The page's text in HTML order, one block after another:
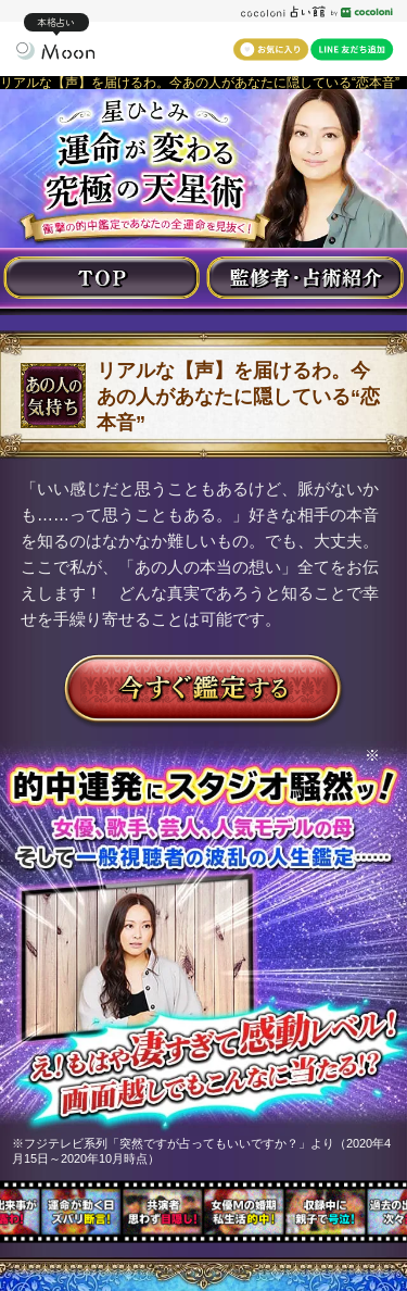
本格占い
リアルな【声】を届けるわ。今あの人があなたに隠している“恋本音”
リアルな【声】を届けるわ。今
あの人があなたに隠している“恋
本音”
「いい感じだと思うこともあるけど、脈がないか
も……って思うこともある。」好きな相手の本音
を知るのはなかなか難しいもの。でも、大丈夫。
ここで私が、「あの人の本当の想い」全てをお伝
えします！ どんな真実であろうと知ることで幸
せを手繰り寄せることは可能です。
※
※フジテレビ系列「突然ですが占ってもいいですか？」より（2020年4
月15日～2020年10月時点）